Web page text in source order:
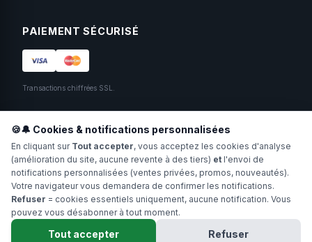
PAIEMENT SÉCURISÉ
Transactions chiffrées SSL.
Copyright 2024-2026 Hollyweed. Tous droits réservés.
Interdit aux moins de 18 ans. Ne pas fumer. Déconseillé aux
🍪🔔 Cookies & notifications personnalisées
En cliquant sur Tout accepter, vous acceptez les cookies d'analyse
(amélioration du site, aucune revente à des tiers) et l'envoi de
notifications personnalisées (ventes privées, promos, nouveautés).
Votre navigateur vous demandera de confirmer les notifications.
Refuser = cookies essentiels uniquement, aucune notification. Vous
pouvez vous désabonner à tout moment.
Tout accepter Refuser